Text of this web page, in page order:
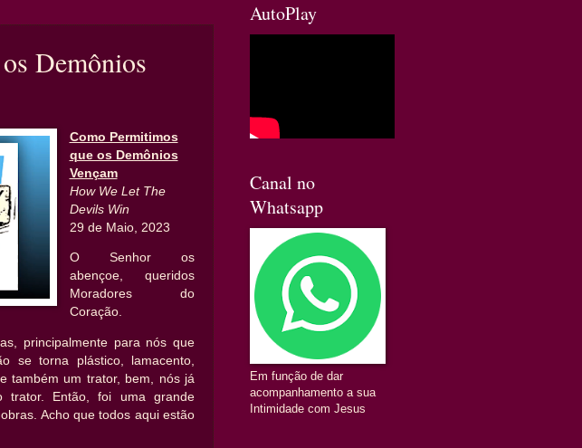
Demônios
Como Permitimos
que os Demônios
Vençam
How We Let The
Devils Win
29 de Maio, 2023
O Senhor os
abençoe, queridos
Moradores do
Coração.
principalmente para nós que
se torna plástico, lamacento,
também um trator, bem, nós já
trator. Então, foi uma grande
Acho que todos aqui estão
AutoPlay
Canal no
Whatsapp
Em função de dar
acompanhamento a sua
Intimidade com Jesus